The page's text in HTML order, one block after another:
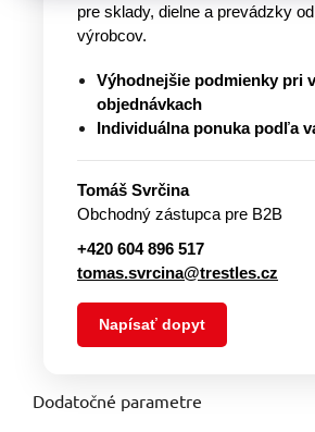
pre sklady, dielne a prevádzky
výrobcov.
Výhodnejšie podmienky pri
objednávkach
Individuálna ponuka podľa
Tomáš Svrčina
Obchodný zástupca pre B2B
+420 604 896 517
tomas.svrcina@trestles.cz
Napísať dopyt
Dodatočné parametre